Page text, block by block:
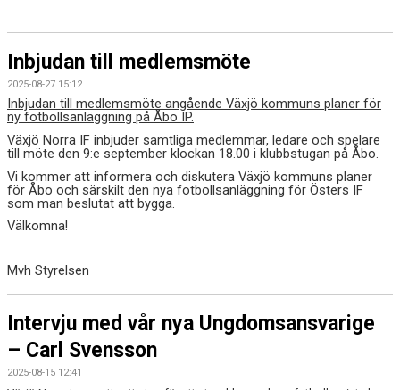
Inbjudan till medlemsmöte
2025-08-27 15:12
Inbjudan till medlemsmöte angående Växjö kommuns planer för
ny fotbollsanläggning på Åbo IP.
Växjö Norra IF inbjuder samtliga medlemmar, ledare och spelare
till möte den 9:e september klockan 18.00 i klubbstugan på Åbo.
Vi kommer att informera och diskutera Växjö kommuns planer
för Åbo och särskilt den nya fotbollsanläggning för Östers IF
som man beslutat att bygga.
Välkomna!
Mvh Styrelsen
Intervju med vår nya Ungdomsansvarige
– Carl Svensson
2025-08-15 12:41